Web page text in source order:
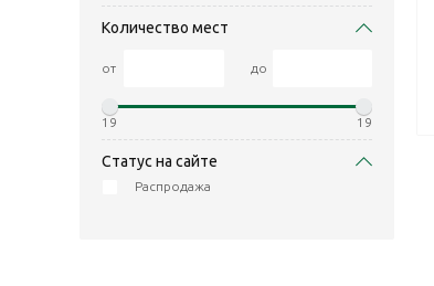
Количество мест
от до
19 19
Статус на сайте
Распродажа